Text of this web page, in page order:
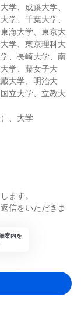
学、成蹊大学、
学、千葉大学、
海大学、東京大
学、東京理科大
、長崎大学、南
学、藤女子大
大学、明治大
立大学、立教大
、大学
ます。
信をいただきま
案内を